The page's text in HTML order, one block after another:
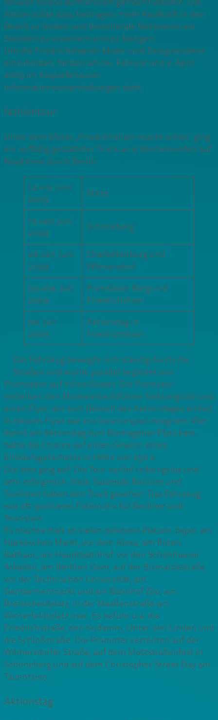
Aktion sollte dazu beitragen, mehr Kaufkraft in den
Bezirk zu lenken und bestehende Netzwerke am
Standort zu erweitern und zu festigen.
Um die Friedrichshainer Mode- und Designerszene
einzubinden, fanden am 26. Februar und 3. April
2009 im Kaspar&Hauser
Informationsveranstaltungen statt.
fashiontour:
Unter dem Motto „Friedrichshain macht schön“ ging
ein auffällig gestalteter Truck an 4 Wochenenden auf
Roadshow durch Berlin.
12.+13. Juni
2009
Mitte
19.+20. Juni
2009
Schöneberg
26.+27. Juni
2009
Charlottenburg und
Wilmersdorf
03.+04. Juli
2009
Prenzlauer Berg und
Friedrichshain
04. Juli
2009
Aktionstag in
Friedrichshain
Das Fahrzeug bewegte sich ständig durch die
Straßen und wurde parallel begleitet von
Promotern auf Inline-Skates. Die Promoter
verteilten den Modeeinkaufsführer fashionguide und
einen Flyer, der zum Besuch des Aktionstages einlud.
In diesem Flyer war ein Gewinnspiel integriert: Wer
damit am Aktionstag zum Boxhagener Platz kam,
hatte die Chance auf einen Gewinn eines
Einkaufsgutscheins in Höhe von 250 €.
Die Idee ging auf: Die Tour verlief reibungslos und
sehr erfolgreich. Viele Tausende Berliner und
Touristen haben den Truck gesehen. Das Fahrzeug
war oft spontanes Fotomotiv für Berliner und
Touristen.
Es machte Halt an vielen belebten Plätzen, bspw. am
Hackeschen Markt, vor dem Alexa, am Roten
Rathaus, am Hauptbahnhof, vor den Schönhauser
Arkaden, am Berliner Dom, auf der Bismarckstraße
vor der Technischen Universität, am
Gendarmenmarkt und am Bahnhof Zoo, am
Breitscheidplatz, in der Maaßenstraße am
Winterfeldtplatz usw.. Es befuhr u.a. die
Friedrichstraße, den Kudamm, Unter den Linden und
die Schloßstraße. Die Promoter verteilten auf der
Wilmersdorfer Straße, auf dem Motzstraßenfest in
Schöneberg und auf dem Christopher Street Day am
Tauentzien.
Aktionstag: